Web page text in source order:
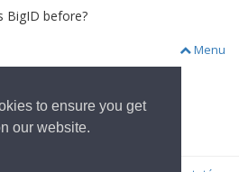
to ensure you get
our website.
BigID before?
Menu